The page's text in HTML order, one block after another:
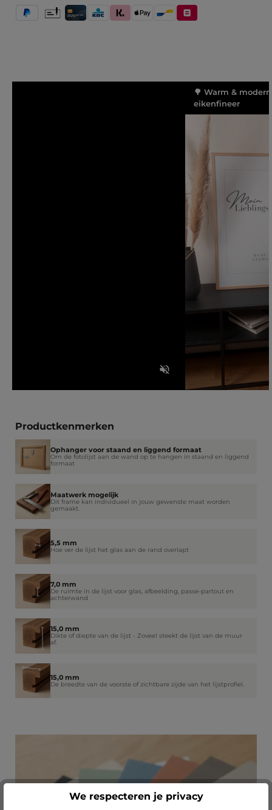
PayPal Kredietkaart / Bankkaart
KBC/CBC Payment Button
Klarna (Achteraf betalen / In delen betalen /
Apple PayBancontact
Belfius
Vooruitbetaling
🌳 Warm &
eikenfineer
Productkenmerken
Ophanger voor staand en liggend formaat
Om de fotolijst aan de wand op te hangen in staand en liggend
formaat
Maatwerk mogelijk
Dit frame kan individueel in jouw gewenste maat worden
gemaakt.
5,5 mm
Hoe ver de lijst het glas aan de rand overlapt
7,0 mm
De ruimte in de lijst voor glas, afbeelding, passe-partout en
achterwand
15,0 mm
Dikte of diepte van de lijst - Zoveel steekt de lijst van de muur
af.
15,0 mm
De breedte van de voorste of zichtbare zijde van het lijstprofiel.
We respecteren je privacy